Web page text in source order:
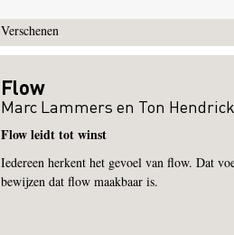
Verschenen
Flow
Marc Lammers en Ton
Flow leidt tot winst
Iedereen herkent het gevoel van flow. Dat
bewijzen dat flow maakbaar is.